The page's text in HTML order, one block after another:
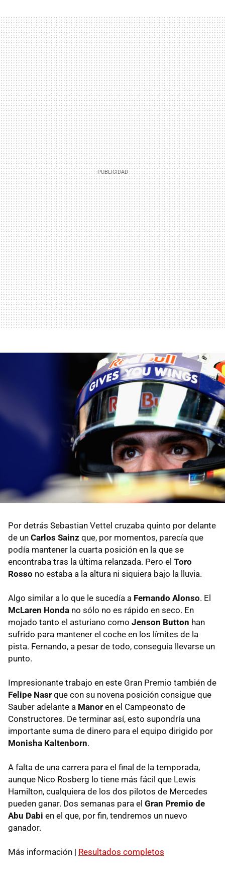
Por detrás Sebastian Vettel cruzaba quinto por delante
de un Carlos Sainz que, por momentos, parecía que
podía mantener la cuarta posición en la que se
encontraba tras la última relanzada. Pero el Toro
Rosso no estaba a la altura ni siquiera bajo la lluvia.
Algo similar a lo que le sucedía a Fernando Alonso. El
McLaren Honda no sólo no es rápido en seco. En
mojado tanto el asturiano como Jenson Button han
sufrido para mantener el coche en los límites de la
pista. Fernando, a pesar de todo, conseguía llevarse un
punto.
Impresionante trabajo en este Gran Premio también de
Felipe Nasr que con su novena posición consigue que
Sauber adelante a Manor en el Campeonato de
Constructores. De terminar así, esto supondría una
importante suma de dinero para el equipo dirigido por
Monisha Kaltenborn.
A falta de una carrera para el final de la temporada,
aunque Nico Rosberg lo tiene más fácil que Lewis
Hamilton, cualquiera de los dos pilotos de Mercedes
pueden ganar. Dos semanas para el Gran Premio de
Abu Dabi en el que, por fin, tendremos un nuevo
ganador.
Más información | Resultados completos